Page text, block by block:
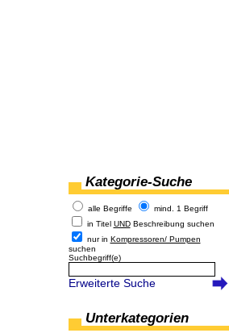
Kategorie-Suche
alle Begriffe
mind. 1 Begriff
in Titel UNDBeschreibung suchen
nur in Kompressoren/ Pumpen
suchen
Suchbegriff(e)
Erweiterte Suche
Unterkategorien